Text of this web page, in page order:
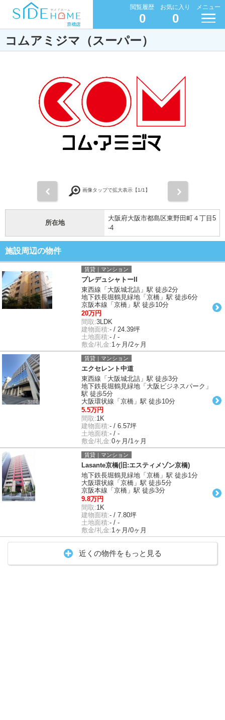
閲覧履歴
0
お気に入り
0
メニュー
コムアミジマ（スーパー）
画像タップで拡大表示【1/1】
所在地
大阪府大阪市都島区東野田町４丁目5
-4
施設周辺の物件
賃貸｜マンション
プレデュシャトーII
東西線「大阪城北詰」駅 徒歩2分
地下鉄長堀鶴見緑地「京橋」駅 徒歩6分
京阪本線「京橋」駅 徒歩10分
20万円
間取:3LDK
建物面積:- / 24.39坪
土地面積:- / -
敷金/礼金:1ヶ月/2ヶ月
賃貸｜マンション
エクセレント中道
東西線「大阪城北詰」駅 徒歩3分
地下鉄長堀鶴見緑地「大阪ビジネスパーク」
駅 徒歩5分
大阪環状線「京橋」駅 徒歩10分
5.5万円
間取:1K
建物面積:- / 6.57坪
土地面積:- / -
敷金/礼金:0ヶ月/1ヶ月
賃貸｜マンション
Lasante京橋(旧:エスティメゾン京橋)
地下鉄長堀鶴見緑地「京橋」駅 徒歩1分
大阪環状線「京橋」駅 徒歩5分
京阪本線「京橋」駅 徒歩3分
9.8万円
間取:1K
建物面積:- / 7.80坪
土地面積:- / -
敷金/礼金:1ヶ月/0ヶ月
近くの物件をもっと見る